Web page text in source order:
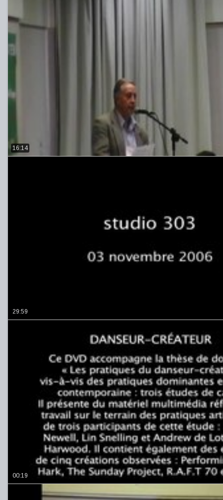
16:14
29:59
00:19